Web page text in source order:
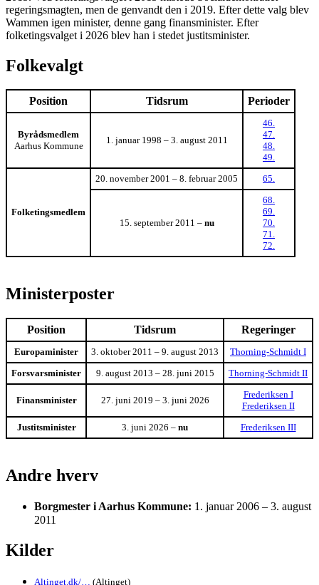
regeringsmagten, men de genvandt den i 2019. Efter dette valg blev
Wammen igen minister, denne gang finansminister. Efter
folketingsvalget i 2026 blev han i stedet justitsminister.
Folkevalgt
Position Tidsrum Perioder
Byrådsmedlem
Aarhus Kommune
1. januar 1998 – 3. august 2011
46.
47.
48.
49.
Folketingsmedlem
20. november 2001 – 8. februar 2005 65.
15. september 2011 – nu
68.
69.
70.
71.
72.
Ministerposter
Position Tidsrum Regeringer
Europaminister 3. oktober 2011 – 9. august 2013
Thorning-Schmidt I
Forsvarsminister
9. august 2013 – 28. juni 2015 Thorning-Schmidt II
Finansminister 27. juni 2019 – 3. juni 2026
Frederiksen I
Frederiksen II
Justitsminister
3. juni 2026 – nu Frederiksen III
Andre hverv
Borgmester i Aarhus Kommune: 1. januar 2006 – 3. august
2011
Kilder
Altinget.dk/… (Altinget)